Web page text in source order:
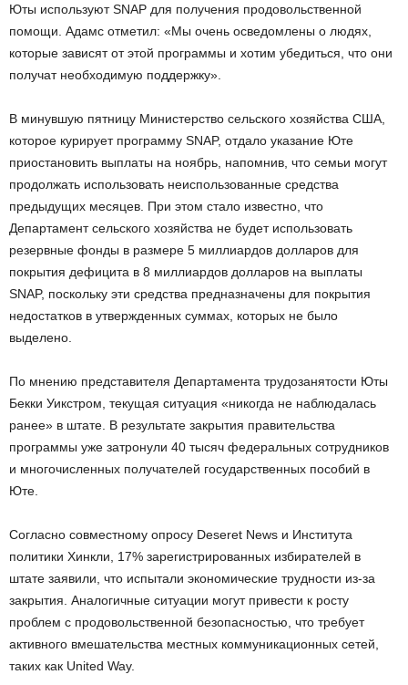
Юты используют SNAP для получения продовольственной
помощи. Адамс отметил: «Мы очень осведомлены о людях,
которые зависят от этой программы и хотим убедиться, что они
получат необходимую поддержку».
В минувшую пятницу Министерство сельского хозяйства США,
которое курирует программу SNAP, отдало указание Юте
приостановить выплаты на ноябрь, напомнив, что семьи могут
продолжать использовать неиспользованные средства
предыдущих месяцев. При этом стало известно, что
Департамент сельского хозяйства не будет использовать
резервные фонды в размере 5 миллиардов долларов для
покрытия дефицита в 8 миллиардов долларов на выплаты
SNAP, поскольку эти средства предназначены для покрытия
недостатков в утвержденных суммах, которых не было
выделено.
По мнению представителя Департамента трудозанятости Юты
Бекки Уикстром, текущая ситуация «никогда не наблюдалась
ранее» в штате. В результате закрытия правительства
программы уже затронули 40 тысяч федеральных сотрудников
и многочисленных получателей государственных пособий в
Юте.
Согласно совместному опросу Deseret News и Института
политики Хинкли, 17% зарегистрированных избирателей в
штате заявили, что испытали экономические трудности из-за
закрытия. Аналогичные ситуации могут привести к росту
проблем с продовольственной безопасностью, что требует
активного вмешательства местных коммуникационных сетей,
таких как United Way.